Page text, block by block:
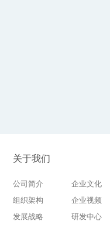
关于我们
公司简介
企业文化
组织架构
企业视频
发展战略
研发中心